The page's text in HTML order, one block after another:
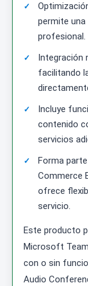
permite una
profesional.
Integración
facilitando
Incluye
contenido
servicios
Forma
Commerce
ofrece
servicio.
Este producto
Microsoft
con o sin
Audio